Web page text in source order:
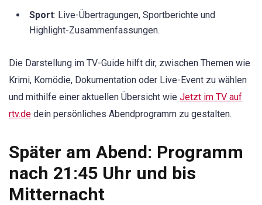
Sport: Live-Übertragungen, Sportberichte und
Highlight-Zusammenfassungen.
Die Darstellung im TV-Guide hilft dir, zwischen Themen wie
Krimi, Komödie, Dokumentation oder Live-Event zu wählen
und mithilfe einer aktuellen Übersicht wie Jetzt im TV auf
rtv.de dein persönliches Abendprogramm zu gestalten.
Später am Abend: Programm
nach 21:45 Uhr und bis
Mitternacht